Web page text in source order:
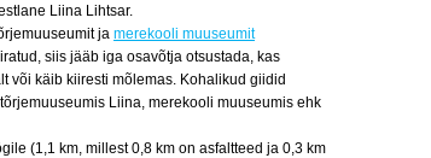
Liina Lihtsar.
ja merekooli muuseumit
siis jääb iga osavõtja otsustada, kas
või käib kiiresti mõlemas. Kohalikud giidid
Liina, merekooli muuseumis ehk
(1,1 km, millest 0,8 km on asfaltteed ja 0,3 km